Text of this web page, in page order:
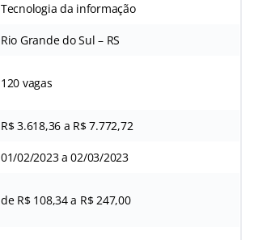
Tecnologia da informação
Rio Grande do Sul – RS
120 vagas
R$ 3.618,36 a R$ 7.772,72
01/02/2023 a 02/03/2023
de R$ 108,34 a R$ 247,00